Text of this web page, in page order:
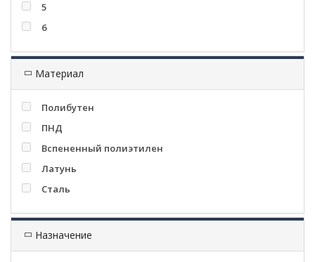
5
6
Материал
Полибутен
ПНД
Вспененный полиэтилен
Латунь
Сталь
Назначение